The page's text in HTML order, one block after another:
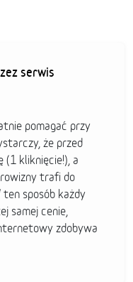
serwis
pomagać przy
że przed
(1 kliknięcie!), a
trafi do
sposób każdy
samej cenie,
zdobywa